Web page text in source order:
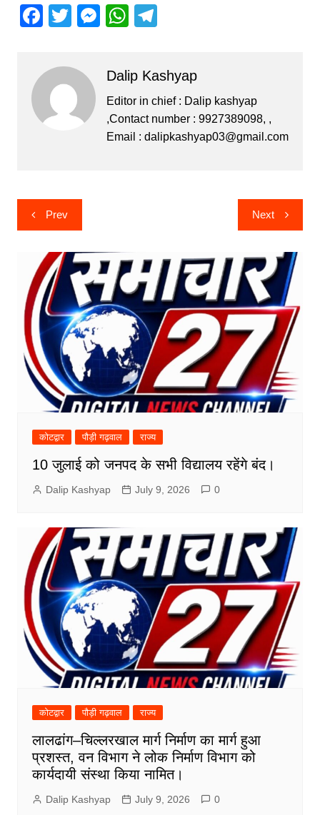
F
c
e
b
o
T
itt
er
M
s
e
n
W
s
A
p
T
gr
a
m
Dalip Kashyap
Editor in chief : Dalip kashyap
,Contact number : 9927389098, ,
Email : dalipkashyap03@gmail.com
Post
navigation
Prev Next
कोटद्वार पौड़ी गढ़वाल राज्य
10 जुलाई को जनपद के सभी विद्यालय रहेंगे बंद।
Dalip Kashyap July 9, 2026 0
कोटद्वार पौड़ी गढ़वाल राज्य
लालढांग–चिल्लरखाल मार्ग निर्माण का मार्ग हुआ
प्रशस्त, वन विभाग ने लोक निर्माण विभाग को
कार्यदायी संस्था किया नामित।
Dalip Kashyap July 9, 2026 0